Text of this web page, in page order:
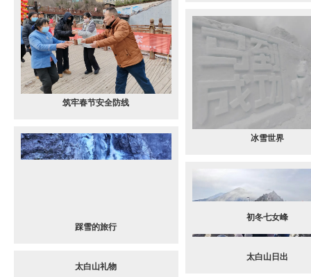
筑牢春节安全防线
冰雪世界
踩雪的旅行
太白山日出
太白山礼物